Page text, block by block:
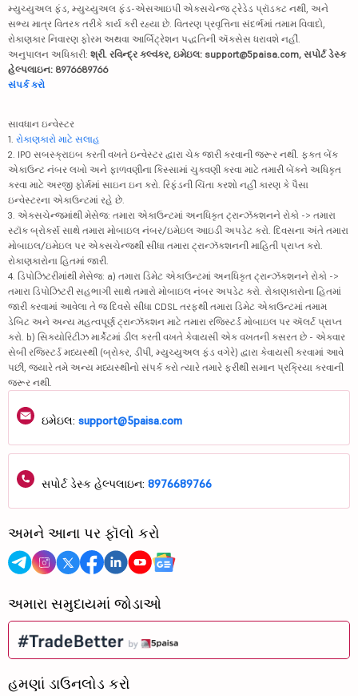
મ્યુચ્યુઅલ ફંડ, મ્યુચ્યુઅલ ફંડ-એસઆઇપી એક્સચેન્જ ટ્રેડેડ પ્રૉડક્ટ નથી, અને
સભ્ય માત્ર વિતરક તરીકે કાર્ય કરી રહ્યા છે. વિતરણ પ્રવૃત્તિના સંદર્ભમાં તમામ વિવાદો,
રોકાણકાર નિવારણ ફોરમ અથવા આર્બિટ્રેશન પદ્ધતિની ઍક્સેસ ધરાવશે નહીં.
અનુપાલન અધિકારી: શ્રી. રવિન્દ્ર કલ્વંકર, ઇમેઇલ: support@5paisa.com, સપોર્ટ ડેસ્ક
હેલ્પલાઇન: 8976689766
સંપર્ક કરો
સાવધાન ઇન્વેસ્ટર
1. રોકાણકારો માટે સલાહ
2. IPO સબસ્ક્રાઇબ કરતી વખતે ઇન્વેસ્ટર દ્વારા ચેક જારી કરવાની જરૂર નથી. ફક્ત બેંક
એકાઉન્ટ નંબર લખો અને ફાળવણીના કિસ્સામાં ચુકવણી કરવા માટે તમારી બેંકને અધિકૃત
કરવા માટે અરજી ફોર્મમાં સાઇન ઇન કરો. રિફંડની ચિંતા કરશો નહીં કારણ કે પૈસા
ઇન્વેસ્ટરના એકાઉન્ટમાં રહે છે.
3. એક્સચેન્જમાંથી મેસેજ: તમારા એકાઉન્ટમાં અનધિકૃત ટ્રાન્ઝૅક્શનને રોકો -> તમારા
સ્ટૉક બ્રોકર્સ સાથે તમારા મોબાઇલ નંબર/ઇમેઇલ આઇડી અપડેટ કરો. દિવસના અંતે તમારા
મોબાઇલ/ઇમેઇલ પર એક્સચેન્જથી સીધા તમારા ટ્રાન્ઝૅક્શનની માહિતી પ્રાપ્ત કરો.
રોકાણકારોના હિતમાં જારી.
4. ડિપોઝિટરીમાંથી મેસેજ: a) તમારા ડિમેટ એકાઉન્ટમાં અનધિકૃત ટ્રાન્ઝૅક્શનને રોકો ->
તમારા ડિપોઝિટરી સહભાગી સાથે તમારો મોબાઇલ નંબર અપડેટ કરો. રોકાણકારોના હિતમાં
જારી કરવામાં આવેલા તે જ દિવસે સીધા CDSL તરફથી તમારા ડિમેટ એકાઉન્ટમાં તમામ
ડેબિટ અને અન્ય મહત્વપૂર્ણ ટ્રાન્ઝૅક્શન માટે તમારા રજિસ્ટર્ડ મોબાઇલ પર ઍલર્ટ પ્રાપ્ત
કરો. b) સિક્યોરિટીઝ માર્કેટમાં ડીલ કરતી વખતે કેવાયસી એક વખતની કસરત છે - એકવાર
સેબી રજિસ્ટર્ડ મધ્યસ્થી (બ્રોકર, ડીપી, મ્યુચ્યુઅલ ફંડ વગેરે) દ્વારા કેવાયસી કરવામાં આવે
પછી, જ્યારે તમે અન્ય મધ્યસ્થીનો સંપર્ક કરો ત્યારે તમારે ફરીથી સમાન પ્રક્રિયા કરવાની
જરૂર નથી.
ઇમેઇલ: support@5paisa.com
સપોર્ટ ડેસ્ક હેલ્પલાઇન: 8976689766
અમને આના પર ફૉલો કરો
અમારા સમુદાયમાં જોડાઓ
હમણાં ડાઉનલોડ કરો